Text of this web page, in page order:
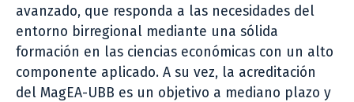
avanzado, que responda a las necesidades del
entorno birregional mediante una sólida
formación en las ciencias económicas con un alto
componente aplicado. A su vez, la acreditación
del MagEA-UBB es un objetivo a mediano plazo y